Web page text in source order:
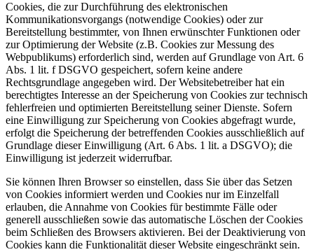
Cookies, die zur Durchführung des elektronischen
Kommunikationsvorgangs (notwendige Cookies) oder zur
Bereitstellung bestimmter, von Ihnen erwünschter Funktionen oder
zur Optimierung der Website (z.B. Cookies zur Messung des
Webpublikums) erforderlich sind, werden auf Grundlage von Art. 6
Abs. 1 lit. f DSGVO gespeichert, sofern keine andere
Rechtsgrundlage angegeben wird. Der Websitebetreiber hat ein
berechtigtes Interesse an der Speicherung von Cookies zur technisch
fehlerfreien und optimierten Bereitstellung seiner Dienste. Sofern
eine Einwilligung zur Speicherung von Cookies abgefragt wurde,
erfolgt die Speicherung der betreffenden Cookies ausschließlich auf
Grundlage dieser Einwilligung (Art. 6 Abs. 1 lit. a DSGVO); die
Einwilligung ist jederzeit widerrufbar.
Sie können Ihren Browser so einstellen, dass Sie über das Setzen
von Cookies informiert werden und Cookies nur im Einzelfall
erlauben, die Annahme von Cookies für bestimmte Fälle oder
generell ausschließen sowie das automatische Löschen der Cookies
beim Schließen des Browsers aktivieren. Bei der Deaktivierung von
Cookies kann die Funktionalität dieser Website eingeschränkt sein.